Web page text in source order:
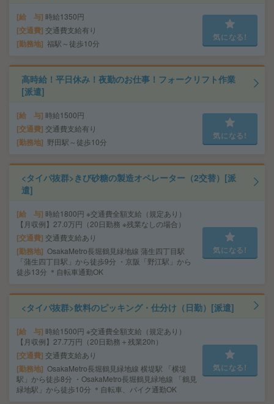
給 与 時給1350円
交通費 交通費支給有り
勤務地 福駅～徒歩10分
気になる!
高時給！平日休み！夜勤のお仕事！フォークリフト作業
[派遣]
給 与 時給1500円
交通費 交通費支給有り
勤務地 野田駅～徒歩10分
気になる!
<タイパ抜群>きび砂糖の製造オペレーター（2交替）[派
遣]
給 与 時給1800円 ※交通費全額支給（規定あり）
【月収例】27.0万円（20日勤務 ※残業なしの場合）
交通費 交通費支給あり
勤務地 OsakaMetro長堀鶴見緑地線 蒲生四丁目駅
「蒲生四丁目駅」から徒歩9分 ・京阪「野江駅」から
徒歩13分 ＊自転車通勤OK
気になる!
<タイパ抜群>飲料のピッキング・仕分け（日勤）[派遣]
給 与 時給1500円 ※交通費全額支給（規定あり）
【月収例】27.7万円（20日勤務＋残業20h）
交通費 交通費支給あり
勤務地 OsakaMetro長堀鶴見緑地線 横堤駅 「横堤
駅」から徒歩8分 ・OsakaMetro長堀鶴見緑地線 「鶴見
緑地駅」から徒歩10分 ＊自転車、バイク通勤OK
気になる!